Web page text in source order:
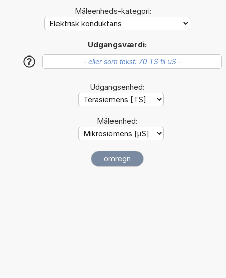
Måleenheds-kategori:
Udgangsværdi:
?
Udgangsenhed:
Måleenhed: